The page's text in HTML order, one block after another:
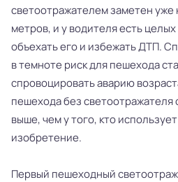
светоотражателем заметен уже
метров, и у водителя есть
объехать его и избежать ДТП.
в темноте риск для пешехода
спровоцировать аварию
пешехода без светоотражателя
выше, чем у того, кто
изобретение.
Первый пешеходный